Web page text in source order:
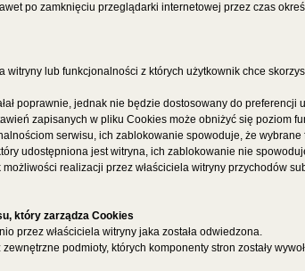
po zamknięciu przeglądarki internetowej przez czas
lub funkcjonalności z których użytkownik chce
poprawnie, jednak nie będzie dostosowany do preferencji
zapisanych w pliku Cookies może obniżyć się poziom
serwisu, ich zablokowanie spowoduje, że wybrane
udostępniona jest witryna, ich zablokowanie nie
realizacji przez właściciela witryny przychodów
który zarządza Cookies
przez właściciela witryny jaka została odwiedzona.
podmioty, których komponenty stron zostały